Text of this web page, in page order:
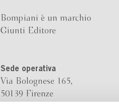
Bompiani è un marchio
Giunti Editore
Sede operativa
Via Bolognese 165,
50139 Firenze